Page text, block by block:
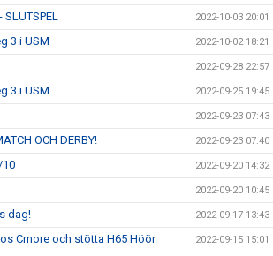
SLUTSPEL 2022-10-03 20:01
3 i USM 2022-10-02 18:21
2022-09-28 22:57
3 i USM 2022-09-25 19:45
2022-09-23 07:43
OCH DERBY! 2022-09-23 07:40
2022-09-20 14:32
2022-09-20 10:45
dag! 2022-09-17 13:43
Cmore och stötta H65 Höör 2022-09-15 15:01